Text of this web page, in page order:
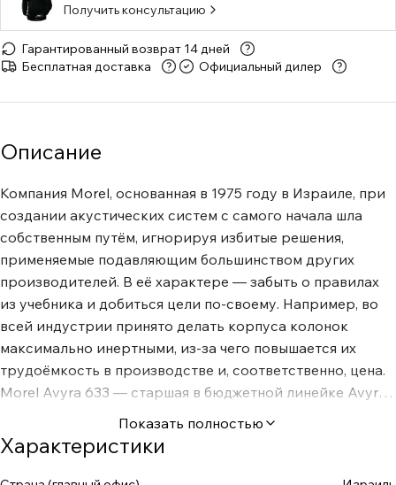
Получить консультацию
Гарантированный возврат 14 дней
Бесплатная доставка
Официальный дилер
Описание
Компания Morel, основанная в 1975 году в Израиле, при
создании акустических систем с самого начала шла
собственным путём, игнорируя избитые решения,
применяемые подавляющим большинством других
производителей. В её характере — забыть о правилах
из учебника и добиться цели по-своему. Например, во
всей индустрии принято делать корпуса колонок
максимально инертными, из-за чего повышается их
трудоёмкость в производстве и, соответственно, цена.
Morel Avyra 633 — старшая в бюджетной линейке Avyra,
но по внешнему виду нельзя сказать, что производитель
на чём-то сильно сэкономил. Высокий прямоугольный
корпус из MDF средней плотности оклеен полимерной
плёнкой с шагреневой фактурой, по бокам имеются
Показать полностью
Характеристики